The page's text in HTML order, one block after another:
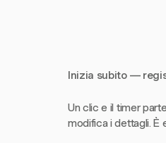
Inizia subito —
Un clic e il timer
modifica i dettagli. È